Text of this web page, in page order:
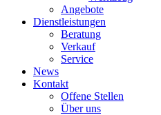
Angebote
Dienstleistungen
Beratung
Verkauf
Service
News
Kontakt
Offene Stellen
Über uns